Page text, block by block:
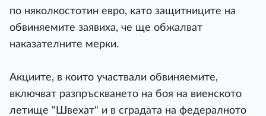
по няколкостотин евро, като защитниците на
обвиняемите заявиха, че ще обжалват
наказателните мерки.
Акциите, в които участвали обвиняемите,
включват разпръскването на боя на виенското
летище "Швехат" и в сградата на федералното